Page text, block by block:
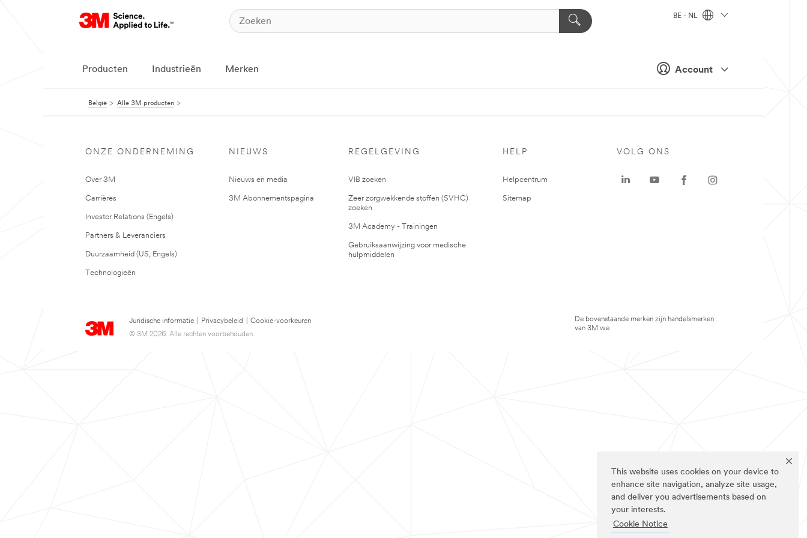
This website uses cookies on your device to
enhance site navigation, analyze site usage,
and deliver you advertisements based on
your interests.
Cookie Notice
Account
BE - NL
Producten Industrieën Merken
België Alle 3M producten
ONZE ONDERNEMING
Over 3M
Carrières
Investor Relations (Engels)
Partners & Leveranciers
Duurzaamheid (US, Engels)
Technologieën
NIEUWS
Nieuws en media
3M Abonnementspagina
REGELGEVING
VIB zoeken
Zeer zorgwekkende stoffen (SVHC)
zoeken
3M Academy - Trainingen
Gebruiksaanwijzing voor medische
hulpmiddelen
HELP
Helpcentrum
Sitemap
Juridische informatie Privacybeleid
Cookie-voorkeuren
© 3M 2026. Alle rechten voorbehouden.
VOLG ONS
De bovenstaande merken zijn handelsmerken
van 3M.we